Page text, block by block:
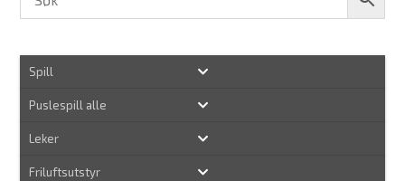
Spill
Puslespill alle
Leker
Friluftsutstyr